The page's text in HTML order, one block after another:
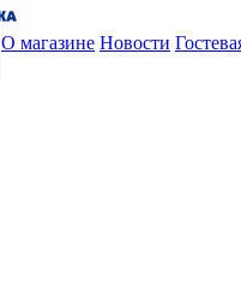
О магазине Новости